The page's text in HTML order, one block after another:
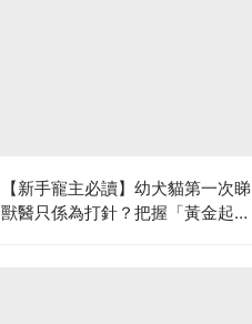
【新手寵主必讀】幼犬貓第一次睇
獸醫只係為打針？把握「黃金起跑